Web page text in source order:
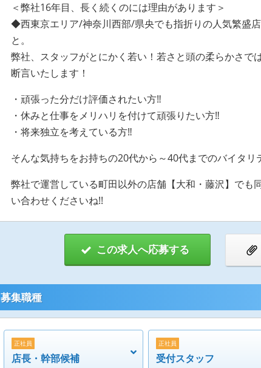
＜弊社16年目、長く続くのには理由があります＞
◆西東京エリア/神奈川西部/県央でも指折りの人気繁盛
と。
弊社、スタッフがとにかく若い！若さと頭の柔らかさで
断言いたします！
・頑張った分だけ評価されたい方‼
・休みと仕事をメリハリを付けて頑張りたい方‼
・将来独立を考えている方‼
そんな気持ちをお持ちの20代から～40代までのバイタ
弊社で運営している町田以外の店舗【大和・藤沢】でも
い合わせくださいね!!
この求人へ応募する
募集職種
正社員
店長・幹部候補
正社員
受付スタッフ